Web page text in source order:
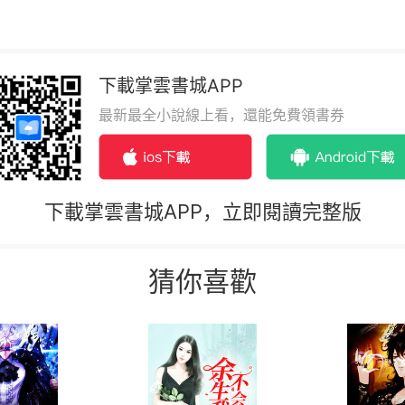
下載掌雲書城APP
最新最全小說線上看，還能免費領書券
下載掌雲書城APP，立即閱讀完整版
猜你喜歡